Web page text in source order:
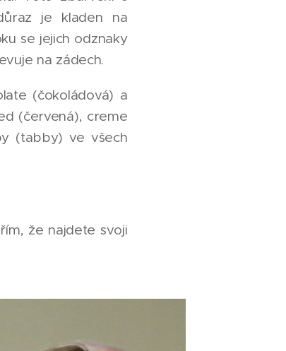
je kladen na
se jejich odznaky
na zádech.
(čokoládová) a
(červená), creme
(tabby) ve všech
že najdete svoji